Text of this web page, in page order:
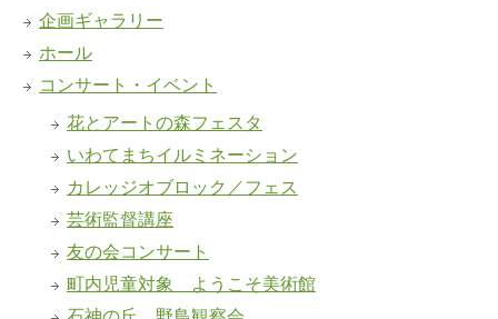
企画ギャラリー
ホール
コンサート・イベント
花とアートの森フェスタ
いわてまちイルミネーション
カレッジオブロック／フェス
芸術監督講座
友の会コンサート
町内児童対象 ようこそ美術館